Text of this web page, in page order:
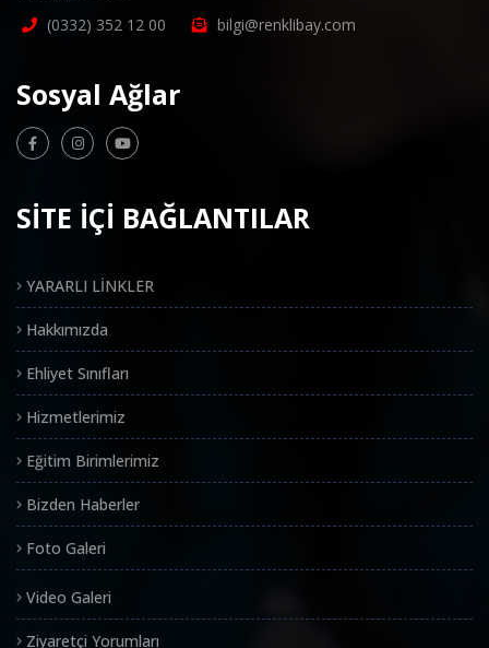
(0332) 352 12 00
bilgi@renklibay.com
Sosyal Ağlar
SİTE İÇİ BAĞLANTILAR
YARARLI LİNKLER
Hakkımızda
Ehliyet Sınıfları
Hizmetlerimiz
Eğitim Birimlerimiz
Bizden Haberler
Foto Galeri
Video Galeri
Ziyaretçi Yorumları